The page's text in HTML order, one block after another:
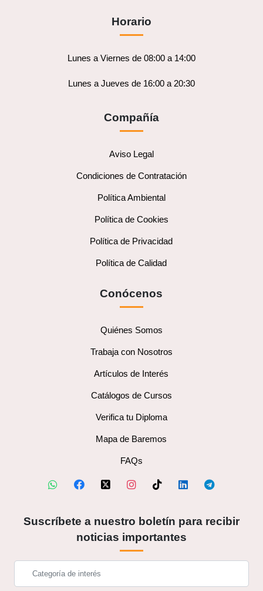
Horario
Lunes a Viernes de 08:00 a 14:00
Lunes a Jueves de 16:00 a 20:30
Compañía
Aviso Legal
Condiciones de Contratación
Política Ambiental
Política de Cookies
Política de Privacidad
Política de Calidad
Conócenos
Quiénes Somos
Trabaja con Nosotros
Artículos de Interés
Catálogos de Cursos
Verifica tu Diploma
Mapa de Baremos
FAQs
Suscríbete a nuestro boletín para recibir
noticias importantes